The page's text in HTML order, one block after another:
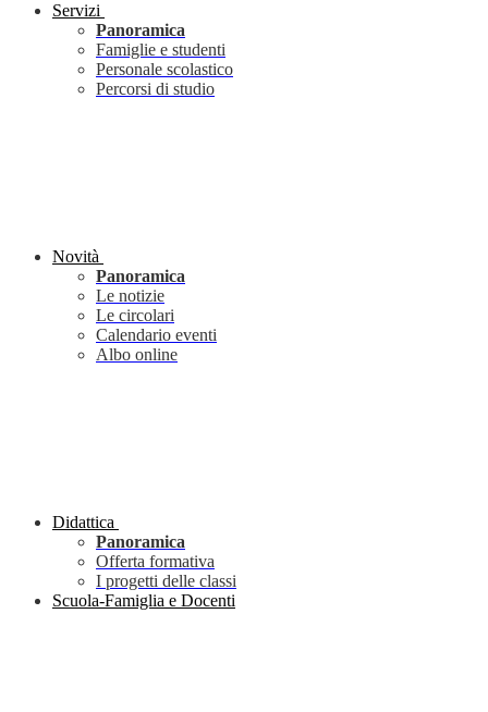
Servizi
Panoramica
Famiglie e studenti
Personale scolastico
Percorsi di studio
Novità
Panoramica
Le notizie
Le circolari
Calendario eventi
Albo online
Didattica
Panoramica
Offerta formativa
I progetti delle classi
Scuola-Famiglia e Docenti